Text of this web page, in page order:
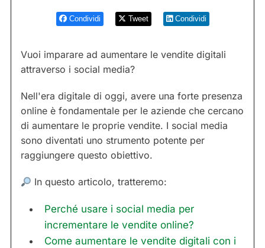
Condividi Tweet Condividi
Vuoi imparare ad aumentare le vendite digitali
attraverso i social media?
Nell'era digitale di oggi, avere una forte presenza
online è fondamentale per le aziende che cercano
di aumentare le proprie vendite. I social media
sono diventati uno strumento potente per
raggiungere questo obiettivo.
In questo articolo, tratteremo:
Perché usare i social media per
incrementare le vendite online?
Come aumentare le vendite digitali con i